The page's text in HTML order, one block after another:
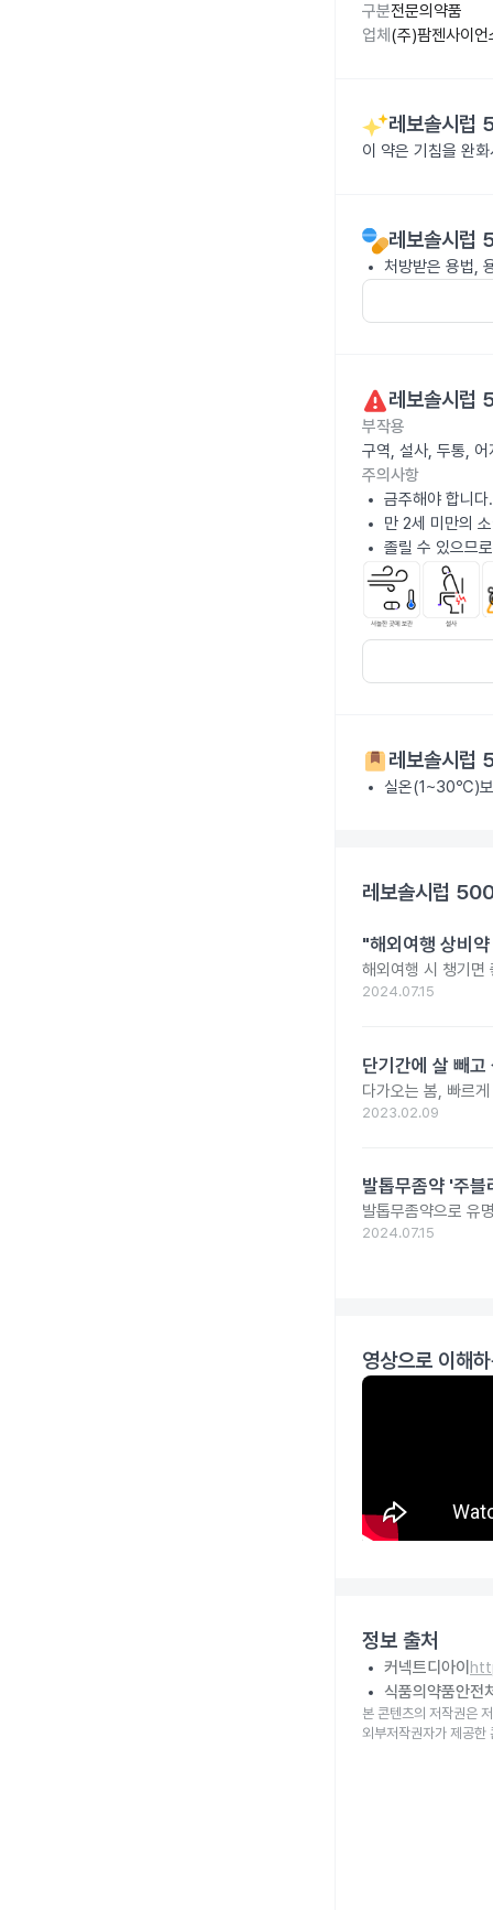
구분전문의약품
업체 (주)팜젠사이언
레보솔시
이 약은 기침을 완
레보솔시
처방받은 용법,
레보솔시
부작용
구역, 설사, 두통,
주의사항
금주해야 합니다.
만 2세 미만의
졸릴 수 있으므
레보솔시
실온(1~30℃)보
레보솔시럽
"해외여행 상비
해외여행 시 챙기면
2024.07.15
단기간에 살 빼
다가오는 봄, 빠르
2023.02.09
발톱무좀약 '주
발톱무좀약으로 유
2024.07.15
영상으로 이해
정보 출처
커넥트디아이
식품의약품안전
본 콘텐츠의 저작권은
외부저작권자가 제공한